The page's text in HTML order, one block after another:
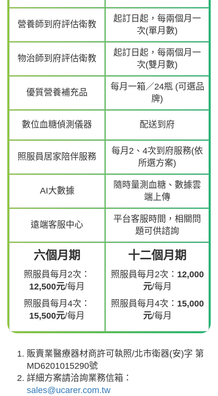
營養師到府評估衛教
起訂日起，每兩個月一
次(單月數)
物治師到府評估衛教
起訂日起，每兩個月一
次(雙月數)
優質營養補充品
每月一箱／24瓶 (可選品
牌)
數位血糖偵測儀器 配送到府
照服員居家陪伴服務
每月2、4次到府服務(依
所選方案)
AI大數據
隨時量測血糖、數據雲
端上傳
遠端客服中心
平台客服時間，相關問
題可供諮詢
六個月期
照服員每月2次：
12,500元/每月
照服員每月4次：
15,500元/每月
十二個月期
照服員每月2次： 12,000
元/每月
照服員每月4次： 15,000
元/每月
販賣業醫療器材商許可執照/北市衛器(安)字 第
MD6201015290號
詳細方案請洽詢業務信箱：
sales@ucarer.com.tw